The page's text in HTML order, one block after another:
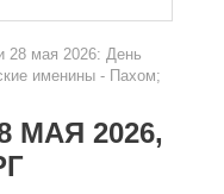
28 мая 2026: День
именины - Пахом;
МАЯ 2026,